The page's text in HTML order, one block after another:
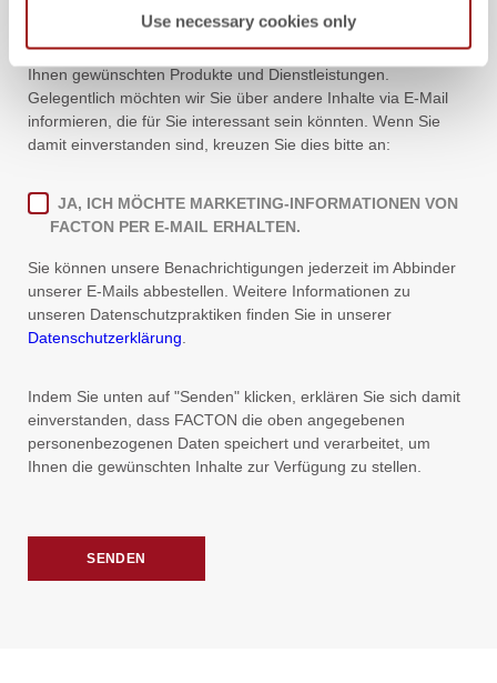
Use necessary cookies only
FACTON verwendet Ihre persönlichen Daten ausschließlich
zur Verwaltung Ihres Kontos und zur Bereitstellung der von
Ihnen gewünschten Produkte und Dienstleistungen.
Gelegentlich möchten wir Sie über andere Inhalte via E-Mail
informieren, die für Sie interessant sein könnten. Wenn Sie
damit einverstanden sind, kreuzen Sie dies bitte an:
JA, ICH MÖCHTE MARKETING-INFORMATIONEN VON
FACTON PER E-MAIL ERHALTEN.
Sie können unsere Benachrichtigungen jederzeit im Abbinder
unserer E-Mails abbestellen. Weitere Informationen zu
unseren Datenschutzpraktiken finden Sie in unserer
Datenschutzerklärung
Indem Sie unten auf "Senden" klicken, erklären Sie sich damit
einverstanden, dass FACTON die oben angegebenen
personenbezogenen Daten speichert und verarbeitet, um
Ihnen die gewünschten Inhalte zur Verfügung zu stellen.